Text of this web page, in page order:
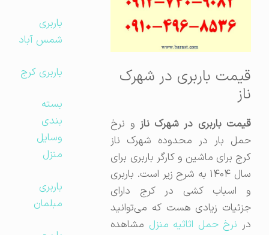
قیمت باربری در شهرک
قیمت باربری در شهرک نازو نرخ
حمل بار در محدوده شهرک ناز
کرج برای ماشین و کارگر باربری برای
سال ۱۴۰۴ به شرح زیر است. باربری
و اسباب کشی در کرج دارای
جزئیات زیادی هست که می‌توانید
نرخ حمل اثاثیه منزلمشاهده
باربری
شمس آباد
باربری کرج
بسته
بندی
وسایل
منزل
باربری
مبلمان